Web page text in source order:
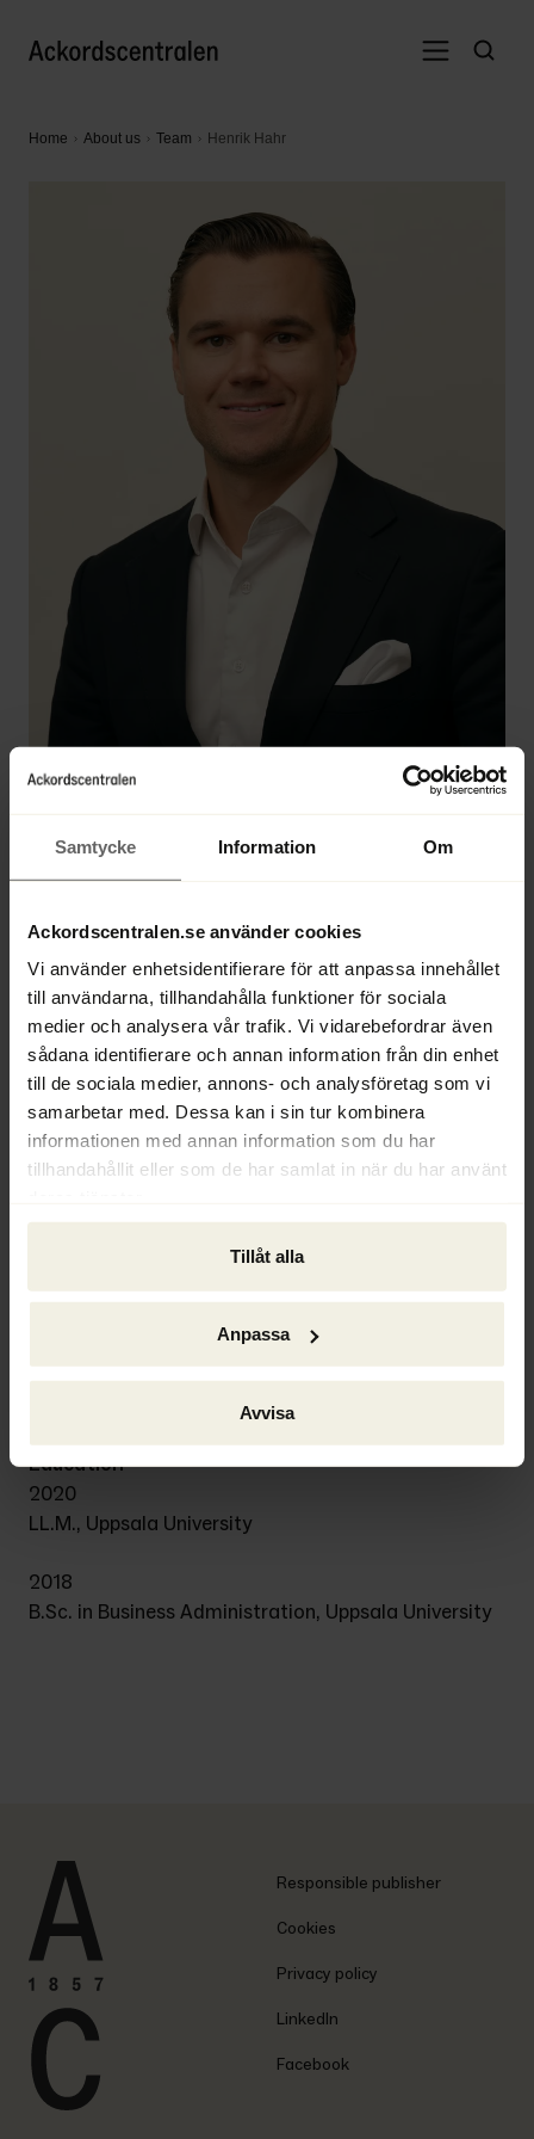
Samtycke Information Om
Ackordscentralen.se använder cookies
Vi använder enhetsidentifierare för att anpassa innehållet
till användarna, tillhandahålla funktioner för sociala
medier och analysera vår trafik. Vi vidarebefordrar även
sådana identifierare och annan information från din enhet
till de sociala medier, annons- och analysföretag som vi
samarbetar med. Dessa kan i sin tur kombinera
informationen med annan information som du har
tillhandahållit eller som de har samlat in när du har använt
Tillåt alla
Anpassa
Avvisa
Home About us Team Henrik Hahr
Henrik Hahr
Direct +46 8 670 44 44
Office +46 8 670 44 00
henrik.hahr@ackordscentralen.se
Background
2023–
Attorney / Senior Associate, Advokatfirman Schjødt
Associate Lawyer / Associate, Advokatfirman
Education
2020
LL.M., Uppsala University
2018
B.Sc. in Business Administration, Uppsala University
Responsible publisher
Cookies
Privacy policy
LinkedIn
Facebook